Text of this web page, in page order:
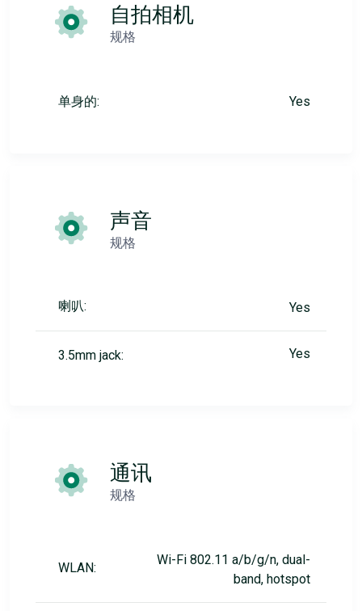
自拍相机
规格
单身的: Yes
声音
规格
喇叭: Yes
3.5mm jack: Yes
通讯
规格
WLAN:
Wi-Fi 802.11 a/b/g/n, dual-
band, hotspot